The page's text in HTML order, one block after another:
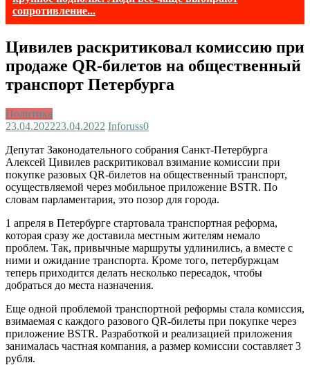
сопротивление...
Цивилев раскритиковал комиссию при
продаже QR-билетов на общественный
транспорт Петербурга
Политика
23.04.202223.04.2022 Inforuss0
Депутат Законодательного собрания Санкт-Петербурга
Алексей Цивилев раскритиковал взимание комиссии при
покупке разовых QR-билетов на общественный транспорт,
осуществляемой через мобильное приложение BSTR. По
словам парламентария, это позор для города.
1 апреля в Петербурге стартовала транспортная реформа,
которая сразу же доставила местным жителям немало
проблем. Так, привычные маршруты удлинились, а вместе с
ними и ожидание транспорта. Кроме того, петербуржцам
теперь приходится делать несколько пересадок, чтобы
добраться до места назначения.
Еще одной проблемой транспортной реформы стала комиссия,
взимаемая с каждого разового QR-билеты при покупке через
приложение BSTR. Разработкой и реализацией приложения
занималась частная компания, а размер комиссии составляет 3
рубля.